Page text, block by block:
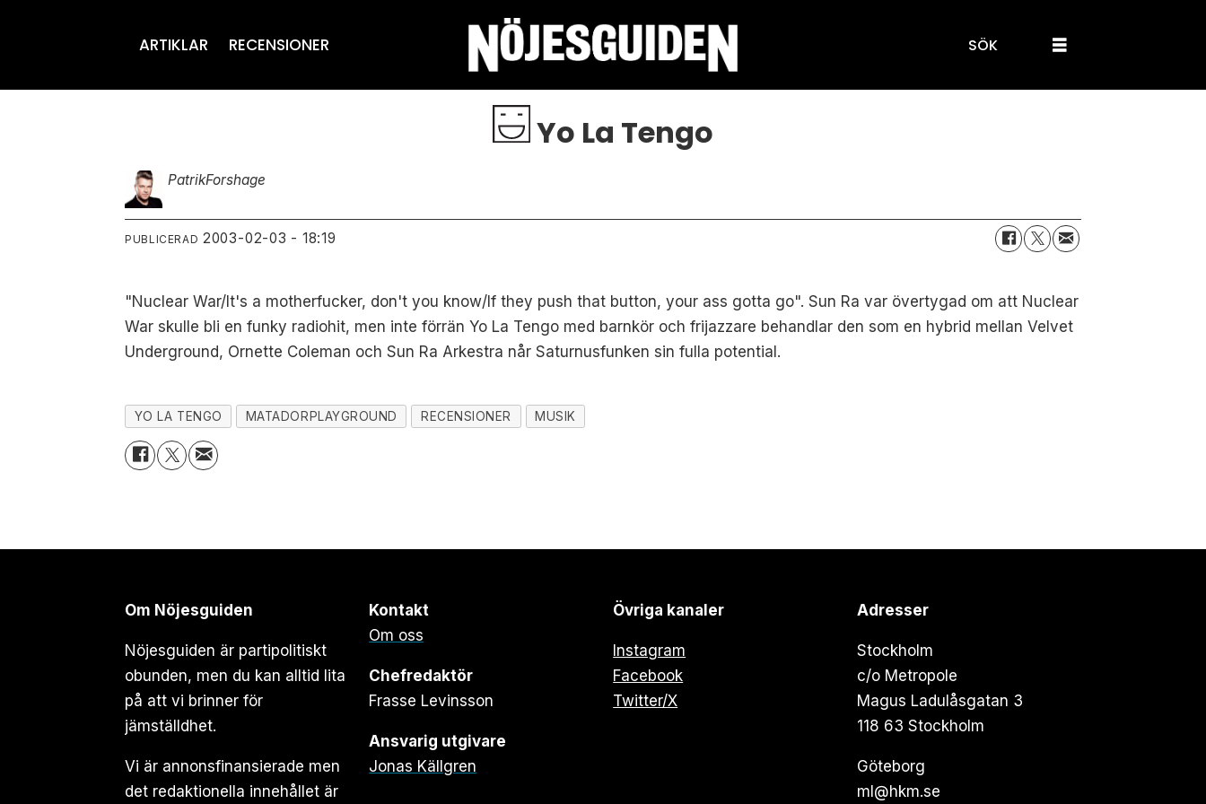
ARTIKLAR RECENSIONER SÖK
Yo La Tengo
PatrikForshage
PUBLICERAD 2003-02-03 - 18:19
"Nuclear War/It's a motherfucker, don't you know/If they push that button, your ass gotta go". Sun Ra var övertygad om att Nuclear
War skulle bli en funky radiohit, men inte förrän Yo La Tengo med barnkör och frijazzare behandlar den som en hybrid mellan Velvet
Underground, Ornette Coleman och Sun Ra Arkestra når Saturnusfunken sin fulla potential.
YO LA TENGO MATADORPLAYGROUND RECENSIONER MUSIK
Om Nöjesguiden
Nöjesguiden är partipolitiskt
obunden, men du kan alltid lita
på att vi brinner för
jämställdhet.
Vi är annonsfinansierade men
det redaktionella innehållet är
Kontakt
Om oss
Chefredaktör
Frasse Levinsson
Ansvarig utgivare
Jonas Källgren
Övriga kanaler
Instagram
Facebook
Twitter/X
Adresser
Stockholm
c/o Metropole
Magus Ladulåsgatan 3
118 63 Stockholm
Göteborg
ml@hkm.se